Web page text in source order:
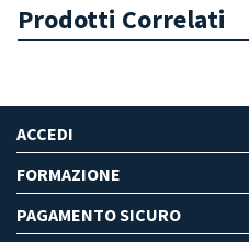
Prodotti Correlati
ACCEDI
FORMAZIONE
PAGAMENTO SICURO